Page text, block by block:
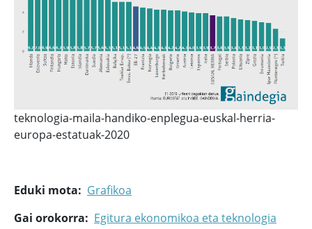
teknologia-maila-handiko-enplegua-euskal-herria-
europa-estatuak-2020
Eduki mota
Grafikoa
Gai orokorra
Egitura ekonomikoa eta teknologia